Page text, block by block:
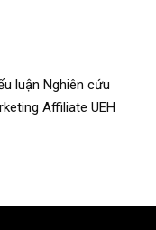
luận Nghiên cứu
Affiliate UEH